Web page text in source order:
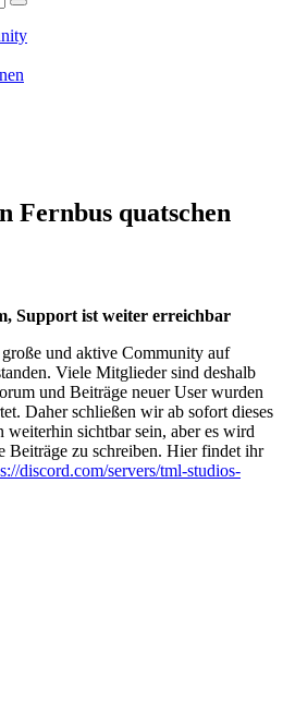
Fernbus quatschen
Support ist weiter erreichbar
und aktive Community auf
Viele Mitglieder sind deshalb
und Beiträge neuer User wurden
Daher schließen wir ab sofort dieses
sichtbar sein, aber es wird
Beiträge zu schreiben. Hier findet ihr
discord.com/servers/tml-studios-